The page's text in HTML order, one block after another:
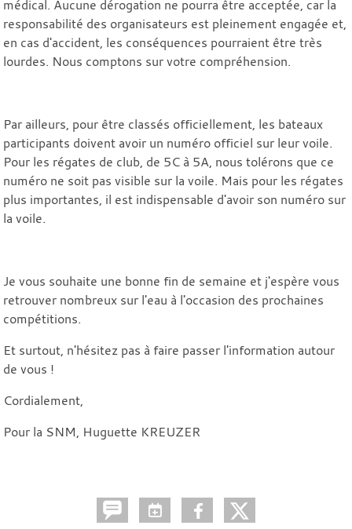
médical. Aucune dérogation ne pourra être acceptée, car la
responsabilité des organisateurs est pleinement engagée et,
en cas d'accident, les conséquences pourraient être très
lourdes. Nous comptons sur votre compréhension.
Par ailleurs, pour être classés officiellement, les bateaux
participants doivent avoir un numéro officiel sur leur voile.
Pour les régates de club, de 5C à 5A, nous tolérons que ce
numéro ne soit pas visible sur la voile. Mais pour les régates
plus importantes, il est indispensable d'avoir son numéro sur
la voile.
Je vous souhaite une bonne fin de semaine et j'espère vous
retrouver nombreux sur l'eau à l'occasion des prochaines
compétitions.
Et surtout, n'hésitez pas à faire passer l'information autour
de vous !
Cordialement,
Pour la SNM, Huguette KREUZER